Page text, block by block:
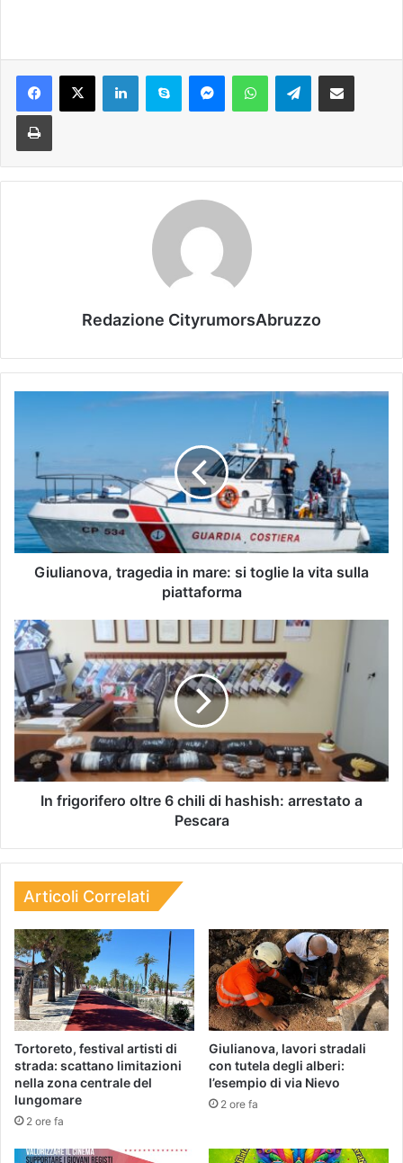
Telegram
Redazione CityrumorsAbruzzo
Giulianova, tragedia in mare: si toglie la vita sulla
piattaforma
In frigorifero oltre 6 chili di hashish: arrestato a
Pescara
Articoli Correlati
Tortoreto, festival artisti di
strada: scattano limitazioni
nella zona centrale del
lungomare
2 ore fa
Giulianova, lavori stradali
con tutela degli alberi:
l’esempio di via Nievo
2 ore fa